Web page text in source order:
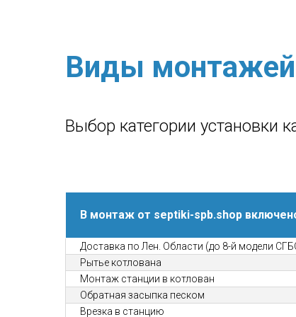
Виды монтажей
Выбор категории установки
В монтаж от septiki-spb.shop
Доставка по Лен. Области (до 8-й модели
Рытье котлована
Монтаж станции в котлован
Обратная засыпка песком
Врезка в станцию